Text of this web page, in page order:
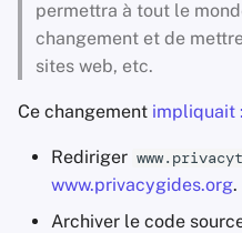
permettra à tout le
changement et de
sites web, etc.
Ce changement impliquait :
Rediriger
www.privacygides.org.
Archiver le code